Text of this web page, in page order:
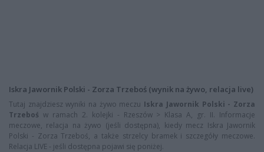
Iskra Jawornik Polski - Zorza Trzeboś (wynik na żywo, relacja live)
Tutaj znajdziesz wyniki na żywo meczu Iskra Jawornik Polski - Zorza
Trzeboś w ramach 2. kolejki - Rzeszów > Klasa A, gr. II. Informacje
meczowe, relacja na żywo (jeśli dostępna), kiedy mecz Iskra Jawornik
Polski - Zorza Trzeboś, a także strzelcy bramek i szczegóły meczowe.
Relacja LIVE - jeśli dostępna pojawi się poniżej.